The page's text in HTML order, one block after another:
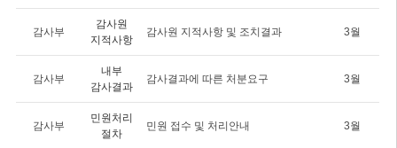
감사부
감사원
지적사항
감사원 지적사항 및 조치결과 3월
감사부
내부
감사결과
감사결과에 따른 처분요구 3월
감사부
민원처리
절차
민원 접수 및 처리안내 3월